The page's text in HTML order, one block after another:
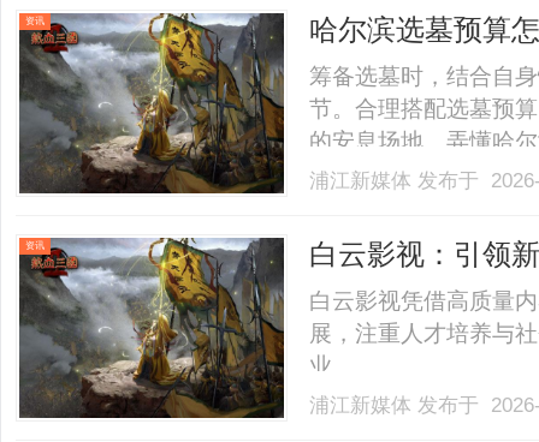
资产真正属于企业对
候.........
资讯 哈尔滨选墓预算
筹备选墓时，结合自
节。合理搭配选墓预
的安息场地。弄懂哈
考，就能清晰判断园
安葬形式、园区配套
家.........
浦江新媒体 发布于
资讯 白云影视：引领
白云影视凭借高质量
展，注重人才培养与
业。......
浦江新媒体 发布于